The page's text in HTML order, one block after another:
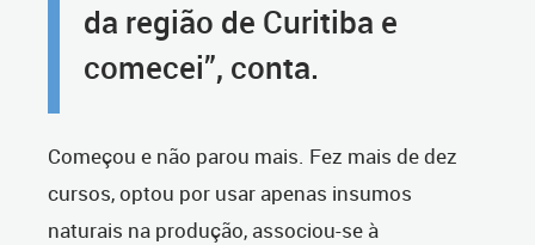
da região de Curitiba e
comecei”, conta.
Começou e não parou mais. Fez mais de dez
cursos, optou por usar apenas insumos
naturais na produção, associou-se à